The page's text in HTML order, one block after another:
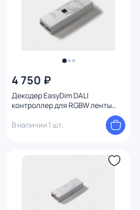
4 750 ₽
Декодер EasyDim DALI
контроллер для RGBW ленты
В наличии 1 шт.